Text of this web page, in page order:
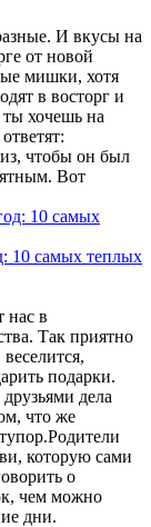
И вкусы на
от новой
мишки, хотя
в восторг и
ты хочешь на
чтобы он был
Вот
10 самых теплых
нас в
Так приятно
подарки.
дела
что же
которую сами
о
чем можно
дни.